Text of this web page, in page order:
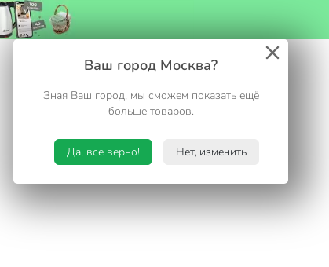
Ваш город Москва?
Зная Ваш город, мы сможем показать ещё
больше товаров.
Да, все верно! Нет, изменить
Корзина
САД И ОГОРОД ТУРИЗМ. ОТДЫХ НА ДАЧЕ